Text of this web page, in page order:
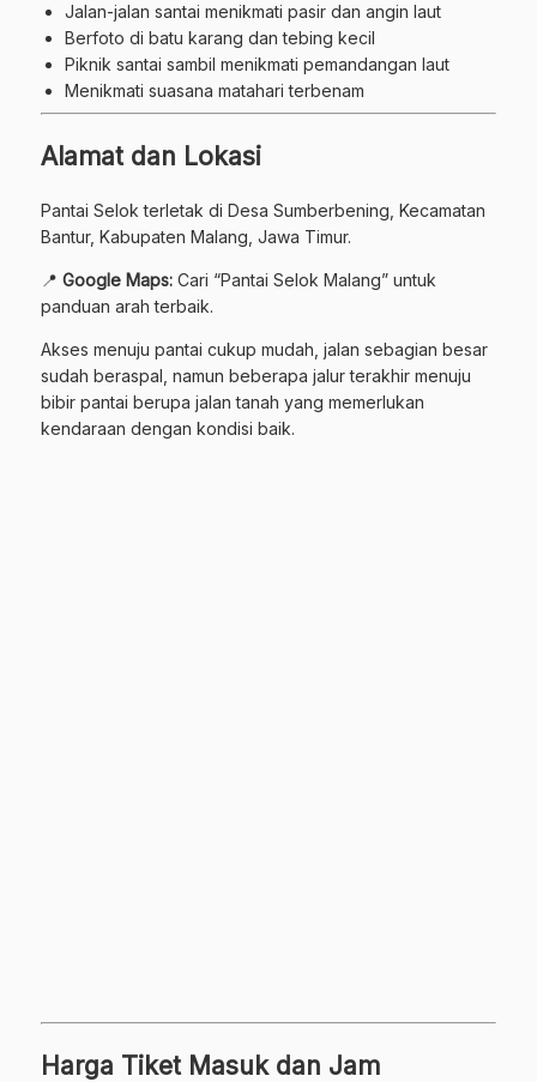
Jalan-jalan santai menikmati pasir dan angin laut
Berfoto di batu karang dan tebing kecil
Piknik santai sambil menikmati pemandangan laut
Menikmati suasana matahari terbenam
Alamat dan Lokasi
Pantai Selok terletak di Desa Sumberbening, Kecamatan
Bantur, Kabupaten Malang, Jawa Timur.
📍 Google Maps: Cari “Pantai Selok Malang” untuk
panduan arah terbaik.
Akses menuju pantai cukup mudah, jalan sebagian besar
sudah beraspal, namun beberapa jalur terakhir menuju
bibir pantai berupa jalan tanah yang memerlukan
kendaraan dengan kondisi baik.
Harga Tiket Masuk dan Jam